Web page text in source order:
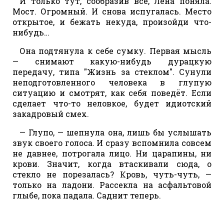
Мост. Огромный. И снова испугалась. Место
открытое, и бежать некуда, произойди что-
нибудь…
Она подтянула к себе сумку. Первая мысль
— снимают какую-нибудь дурацкую
передачу, типа "Жизнь за стеклом". Сунули
неподготовленного человека в глупую
ситуацию и смотрят, как себя поведёт. Если
сделает что-то неловкое, будет идиотский
закадровый смех.
— Глупо, — шепнула она, лишь бы услышать
звук своего голоса. И сразу вспомнила совсем
не давнее, потрогала лицо. Ни царапины, ни
крови. Значит, когда втаскивали сюда, о
стекло не порезалась? Кровь, чуть-чуть, —
только на ладони. Рассекла на асфальтовой
глыбе, пока падала. Саднит теперь.